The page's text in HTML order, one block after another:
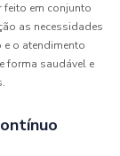
feito em conjunto
as necessidades
o atendimento
forma saudável e